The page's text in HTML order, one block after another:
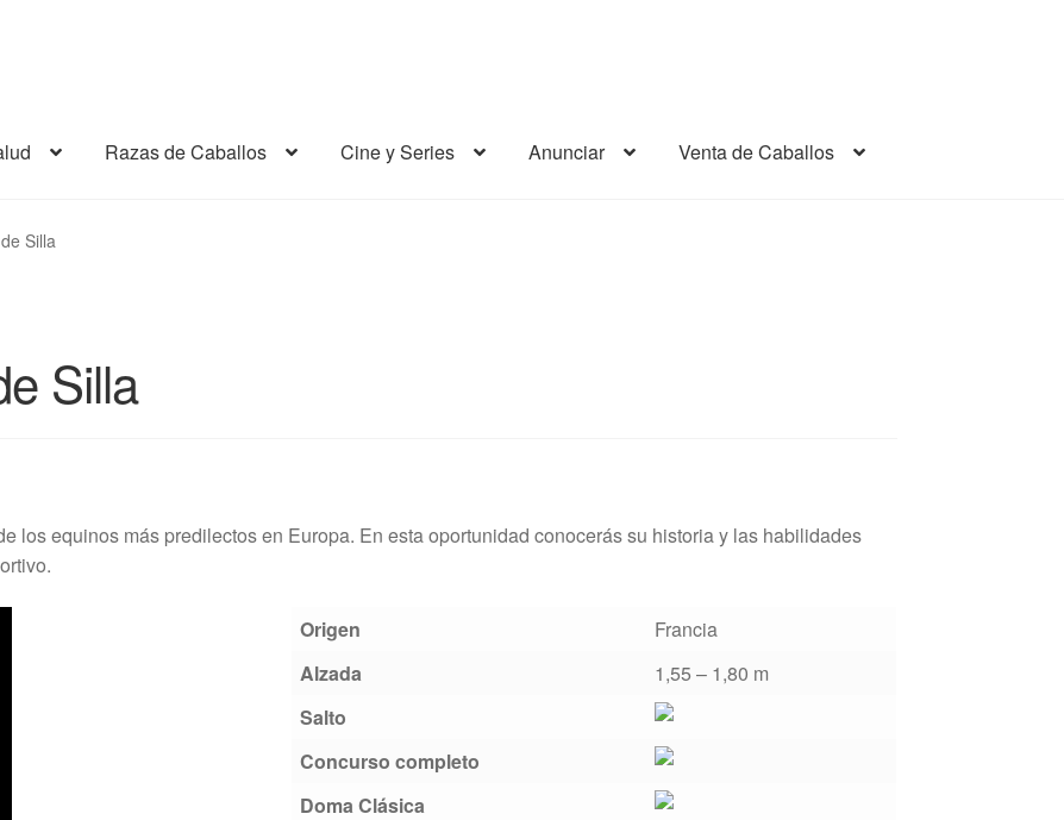
Razas de Caballos Cine y Series Anunciar Venta de Caballos
Silla
Silla
los equinos más predilectos en Europa. En esta oportunidad conocerás su historia y las habilidades
Origen
Francia
Alzada
1,55 – 1,80 m
Salto
Concurso completo
Doma Clásica